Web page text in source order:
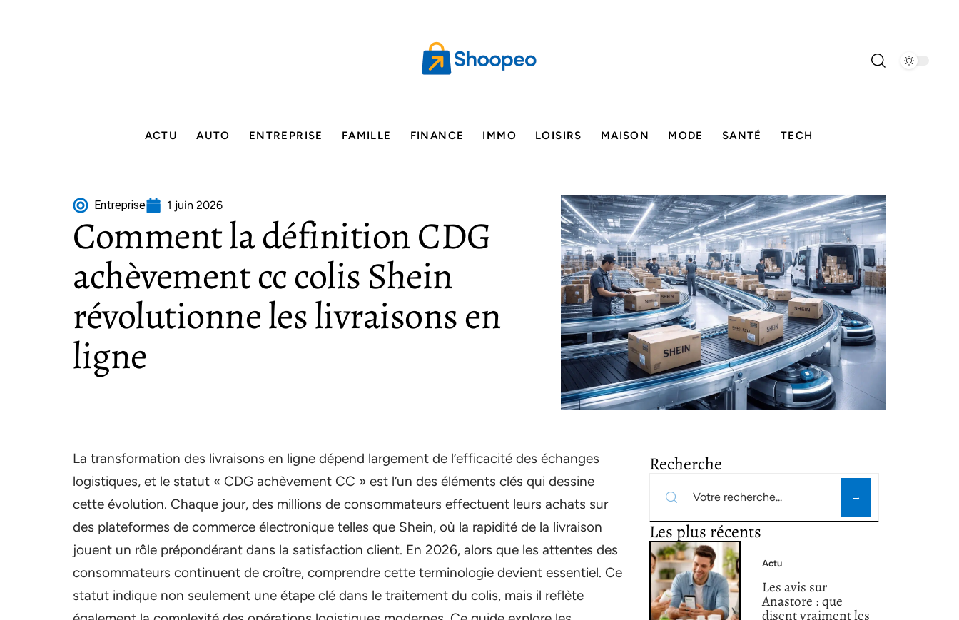
ACTU AUTO ENTREPRISE FAMILLE FINANCE IMMO LOISIRS MAISON MODE SANTÉ TECH
Entreprise 1 juin 2026
Comment la définition CDG
achèvement cc colis Shein
révolutionne les livraisons en
ligne
La transformation des livraisons en ligne dépend largement de l’efficacité des échanges
logistiques, et le statut « CDG achèvement CC » est l’un des éléments clés qui dessine
cette évolution. Chaque jour, des millions de consommateurs effectuent leurs achats sur
des plateformes de commerce électronique telles que Shein, où la rapidité de la livraison
jouent un rôle prépondérant dans la satisfaction client. En 2026, alors que les attentes des
consommateurs continuent de croître, comprendre cette terminologie devient essentiel. Ce
statut indique non seulement une étape clé dans le traitement du colis, mais il reflète
Recherche
Les plus récents
Actu
Les avis sur
Anastore : que
disent vraiment les